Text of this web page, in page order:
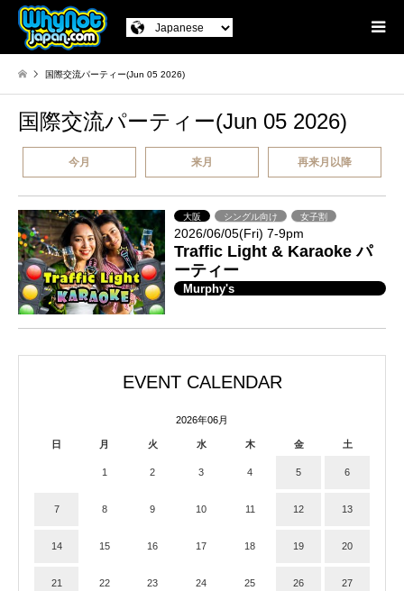
国際交流パーティー(Jun 05 2026)
国際交流パーティー(Jun 05 2026)
今月 来月 再来月以降
大阪 シングル向け 女子割
2026/06/05(Fri) 7-9pm
Traffic Light & Karaoke パ
ーティー
Murphy's
EVENT CALENDAR
2026年06月
日 月 火 水 木 金 土
1 2 3 4 5 6
7 8 9 10 11 12 13
14 15 16 17 18 19 20
21 22 23 24 25 26 27